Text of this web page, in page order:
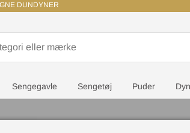
DUNDYNER
Sengegavle Sengetøj Puder